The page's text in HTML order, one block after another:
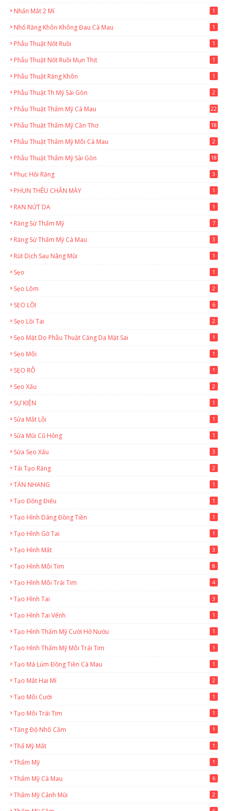
Nhấn Mắt 2 Mí 1
Nhổ Răng Khôn Không Đau Cà Mau 1
Phẫu Thuật Nốt Ruồi 1
Phẫu Thuật Nốt Ruồi Mụn Thịt 1
Phẫu Thuật Răng Khôn 1
Phẫu Thuật Th Mỹ Sài Gòn 2
Phẫu Thuật Thẩm Mỹ Cà Mau
22
Phẫu Thuật Thẩm Mỹ Cần Thơ
18
Phẫu Thuật Thẩm Mỹ Môi Cà Mau 2
Phẫu Thuật Thẩm Mỹ Sài Gòn
18
Phục Hồi Răng 3
PHUN THÊU CHÂN MÀY 1
RẠN NỨT DA 1
Răng Sứ Thẩm Mỹ 7
Răng Sứ Thẩm Mỹ Cà Mau 3
Rút Dịch Sau Nâng Mũi 1
Sẹo 1
Sẹo Lõm 2
SẸO LỒI 6
Sẹo Lồi Tai 2
Sẹo Mặt Do Phẫu Thuật Căng Da Mặt Sai 1
Sẹo Môi 1
SẸO RỖ 1
Sẹo Xấu 2
SỰ KIỆN 1
Sửa Mắt Lỗi 1
Sửa Mũi Cũ Hỏng 1
Sửa Sẹo Xấu 3
Tái Tạo Răng 2
TÀN NHANG 1
Tạo Đồng Điếu 1
Tạo Hình Dáng Đồng Tiền 1
Tạo Hình Gờ Tai 1
Tạo Hình Mắt 3
Tạo Hình Môi Tim 8
Tạo Hình Môi Trái Tim 4
Tạo Hình Tai 3
Tạo Hình Tai Vểnh 1
Tạo Hình Thẩm Mỹ Cười Hở Nướu 1
Tạo Hình Thẩm Mỹ Môi Trái Tim 1
Tạo Má Lúm Đồng Tiền Cà Mau 1
Tạo Mắt Hai Mí 2
Tạo Môi Cười 1
Tạo Môi Trái Tim 1
Tăng Độ Nhô Cằm 1
Thẩ Mỹ Mắt 1
Thẩm Mỹ 1
Thẩm Mỹ Cà Mau 6
Thẩm Mỹ Cánh Mũi 2